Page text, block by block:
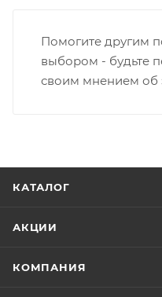
Помогите другим
выбором - будьте
своим мнением об
КАТАЛОГ
АКЦИИ
КОМПАНИЯ